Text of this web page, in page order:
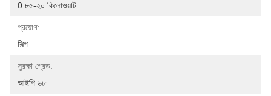
0.৮৫-২০ কিলোওয়াট
প্রয়োগ:
শিল্প
সুরক্ষা গ্রেড:
আইপি ৬৮